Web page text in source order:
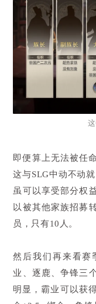
即便算上无法被任
这与SLG中动不动
虽可以享受部分权
以被其他家族招募
员，只有10人。
然后我们再来看赛
业、逐鹿、争锋三
明显，霸业可以获